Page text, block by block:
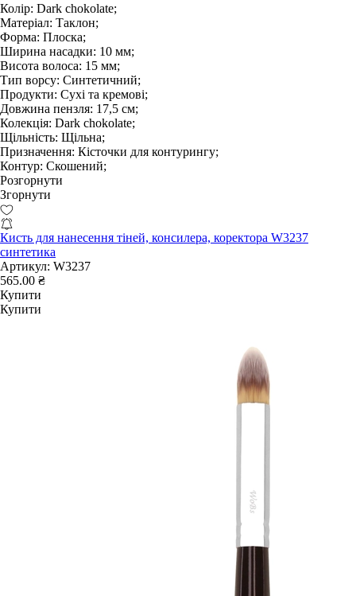
Колір: Dark chokolate;
Матеріал: Таклон;
Форма: Плоска;
Ширина насадки: 10 мм;
Висота волоса: 15 мм;
Тип ворсу: Синтетичний;
Продукти: Сухі та кремові;
Довжина пензля: 17,5 см;
Колекція: Dark chokolate;
Щільність: Щільна;
Призначення: Кісточки для контурингу;
Контур: Скошений;
Розгорнути
Згорнути
Кисть для нанесення тіней, консилера, коректора W3237
синтетика
Артикул: W3237
565.00 ₴
Купити
Купити